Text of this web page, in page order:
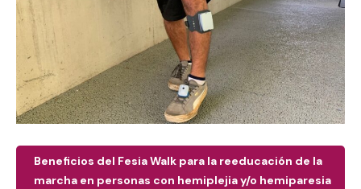
Beneficios del Fesia Walk para la reeducación de la
marcha en personas con hemiplejia y/o hemiparesia